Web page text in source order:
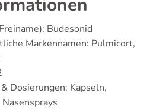
Budesonid
Markennamen: Pulmicort,
Dosierungen: Kapseln,